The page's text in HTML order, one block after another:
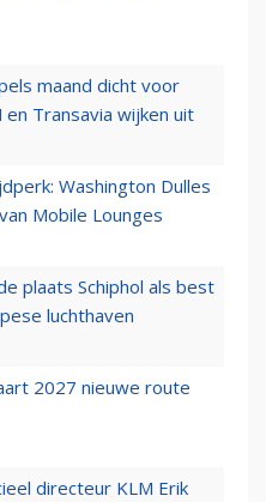
maand dicht voor
en Transavia wijken uit
Washington Dulles
Mobile Lounges
plaats Schiphol als best
luchthaven
2027 nieuwe route
directeur KLM Erik